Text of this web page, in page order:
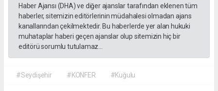
Haber Ajansı (DHA) ve diğer ajanslar tarafından eklenen tüm
haberler, sitemizin editörlerinin müdahalesi olmadan ajans
kanallarından çekilmektedir. Bu haberlerde yer alan hukuki
muhataplar haberi geçen ajanslar olup sitemizin hiç bir
editörü sorumlu tutulamaz...
#Seydişehir #KONFER #Kuğulu